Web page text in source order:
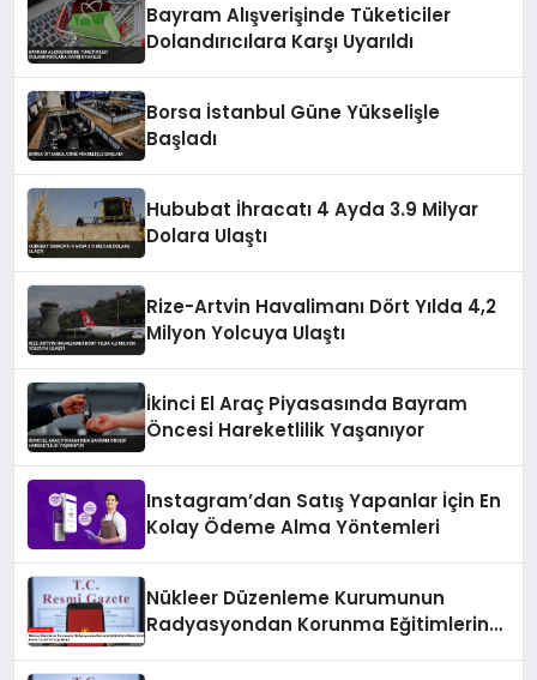
Bayram Alışverişinde Tüketiciler
Dolandırıcılara Karşı Uyarıldı
Borsa İstanbul Güne Yükselişle
Başladı
Hububat İhracatı 4 Ayda 3.9 Milyar
Dolara Ulaştı
Rize-Artvin Havalimanı Dört Yılda 4,2
Milyon Yolcuya Ulaştı
İkinci El Araç Piyasasında Bayram
Öncesi Hareketlilik Yaşanıyor
Instagram’dan Satış Yapanlar İçin En
Kolay Ödeme Alma Yöntemleri
Nükleer Düzenleme Kurumunun
Radyasyondan Korunma Eğitimlerine